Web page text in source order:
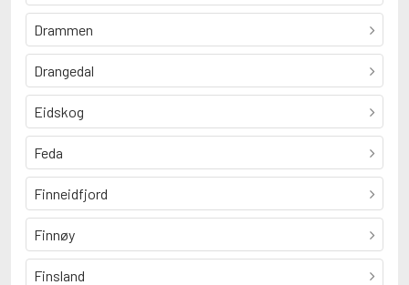
Drammen
Drangedal
Eidskog
Feda
Finneidfjord
Finnøy
Finsland